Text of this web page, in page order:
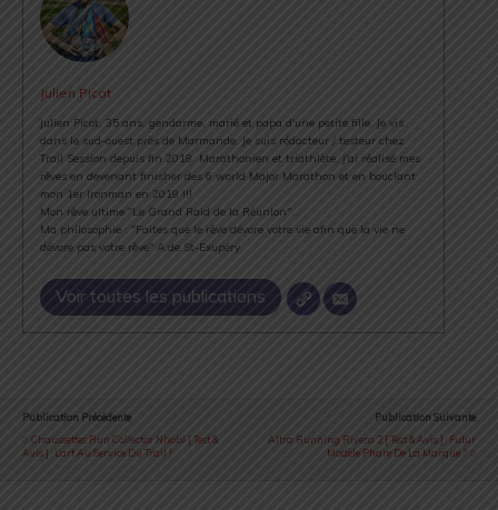
Julien Picot
Julien Picot, 35 ans, gendarme, marié et papa d'une petite fille. Je vis
dans le sud-ouest près de Marmande. Je suis rédacteur / testeur chez
Trail Session depuis fin 2018. Marathonien et triathlète, j'ai réalisé mes
rêves en devenant finisher des 6 world Major Marathon et en bouclant
mon 1er Ironman en 2019 !!!
Mon rêve ultime "Le Grand Raid de la Réunion"...
Ma philosophie : "Faites que le rêve dévore votre vie afin que la vie ne
dévore pas votre rêve" A.de St-Exupéry
Voir toutes les publications
Publication Précédente
Chaussettes Run Collector Nhobi [ Test &
Avis ] : L’art Au Service Du Trail !
Publication Suivante
Altra Running Rivera 2 [ Test & Avis ] : Futur
Modèle Phare De La Marque ?